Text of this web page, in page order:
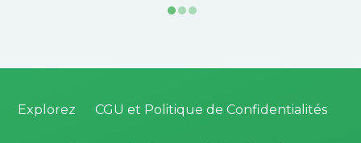
Explorez CGU et Politique de Confidentialités